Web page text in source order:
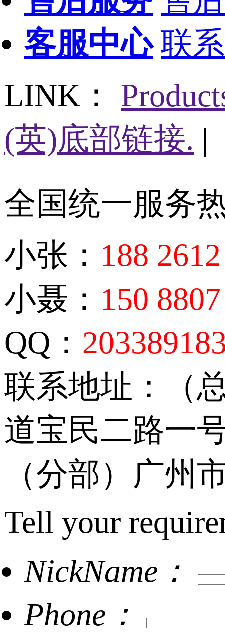
客服中心 联
LINK：
(英)底部链接. |
全国统一服务
小张： 188
小聂： 150
QQ：
联系地址：（
道宝民二路一
（分部）广州
Tell your
NickName：
Phone：